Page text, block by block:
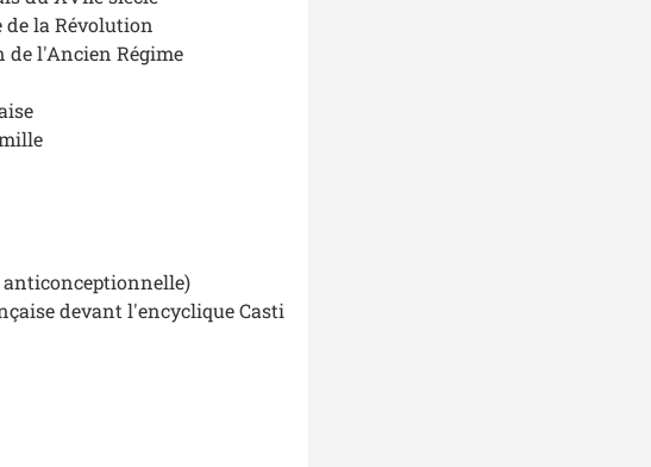
la Révolution
de l'Ancien Régime
anticonceptionnelle)
devant l'encycliqueCasti